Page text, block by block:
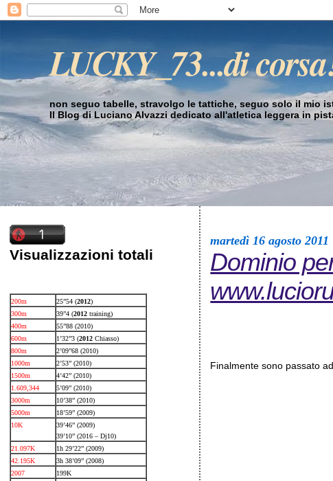
LUCKY_73...di
non seguo tabelle, stravolgo le tattiche, seguo solo il mio
Il Blog di Luciano Alvazzi dedicato all'atletica leggera in
Visualizzazioni totali
200m 25”54 (2012)
300m
39”4 (2012 training)
400m
55”88 (2010)
600m
1’32”3 (2012 Chiasso)
800m
2’09”68 (2010)
1000m
2’53” (2010)
1500m
4’42” (2010)
1.609,344
5’09” (2010)
3000m
10’38” (2010)
5000m
18’59” (2009)
10K
39’46” (2009)
39’10” (2016 – Dj10)
21.097K
1h 29’22” (2009)
42.195K
3h 38’09” (2008)
2007
199K
martedì 16 agosto 2011
Dominio
Finalmente sono passato